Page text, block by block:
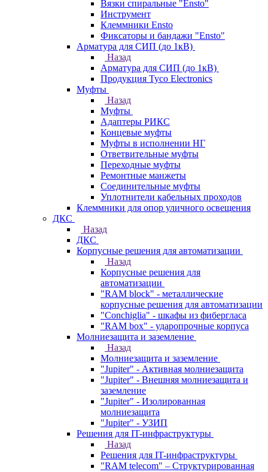
Вязки спиральные "Ensto"
Инструмент
Клеммники Ensto
Фиксаторы и бандажи "Ensto"
Арматура для СИП (до 1кВ)
Назад
Арматура для СИП (до 1кВ)
Продукция Tyco Electronics
Муфты
Назад
Муфты
Адаптеры РИКС
Концевые муфты
Муфты в исполнении НГ
Ответвительные муфты
Переходные муфты
Ремонтные манжеты
Соединительные муфты
Уплотнители кабельных проходов
Клеммники для опор уличного освещения
ДКС
Назад
ДКС
Корпусные решения для автоматизации
Назад
Корпусные решения для
автоматизации
"RAM block" - металлические
корпусные решения для автоматизации
"Conchiglia" - шкафы из фибергласа
"RAM box" - ударопрочные корпуса
Молниезащита и заземление
Назад
Молниезащита и заземление
"Jupiter" - Активная молниезащита
"Jupiter" - Внешняя молниезащита и
заземление
"Jupiter" - Изолированная
молниезащита
"Jupiter" - УЗИП
Решения для IT-инфраструктуры
Назад
Решения для IT-инфраструктуры
"RAM telecom" – Структурированная